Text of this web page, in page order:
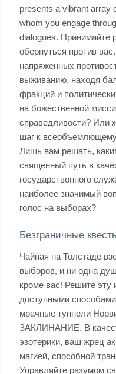
presents a vibrant array
whom you engage
dialogues. Принимайте
обернуться против
напряженных
выживанию, находя
фракций и
на божественной
справедливости? Или
шаг к
Лишь вам решать,
священный путь в
государствoнного
наиболее значимый
голос на выборах?
Безграничные
Чайная на Толстаде
выборов, и ни одна
кроме вас! Решите эту
доступными
мрачные туннели
ЗАКЛИНАНИЕ. В
эзотерики, ваш жрец
магией, способной
Управляйте разумом